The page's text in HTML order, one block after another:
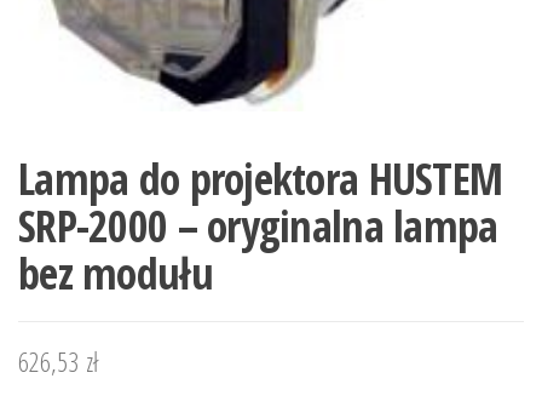
Lampa do projektora HUSTEM
SRP-2000 – oryginalna lampa
bez modułu
626,53 zł